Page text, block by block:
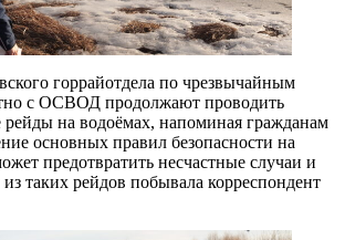
горрайотдела по чрезвычайным
с ОСВОД продолжают проводить
рейды на водоёмах, напоминая гражданам
основных правил безопасности на
предотвратить несчастные случаи и
таких рейдов побывала корреспондент